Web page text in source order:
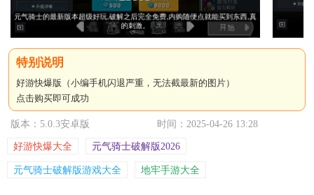
好游快爆版（小编手机闪退严重，无法截最新的图片）
点击购买即可成功
版本：5.0.3安卓版 时间：2025-04-26 13:28
好游快爆大全 元气骑士破解版2026
元气骑士破解版游戏大全 地牢手游大全